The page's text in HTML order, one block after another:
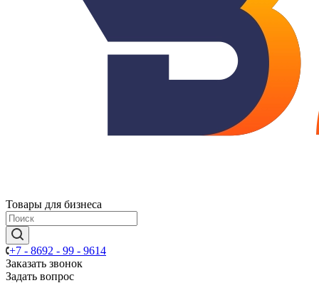
Товары для бизнеса
+7 - 8692 - 99 - 9614
Заказать звонок
Задать вопрос